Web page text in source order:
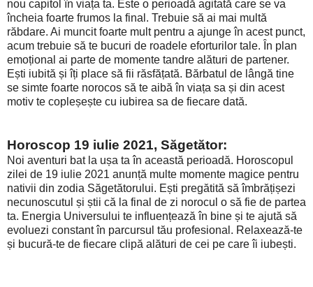
nou capitol în viața ta. Este o perioadă agitată care se va
încheia foarte frumos la final. Trebuie să ai mai multă
răbdare. Ai muncit foarte mult pentru a ajunge în acest punct,
acum trebuie să te bucuri de roadele eforturilor tale. În plan
emoțional ai parte de momente tandre alături de partener.
Ești iubită și îți place să fii răsfățată. Bărbatul de lângă tine
se simte foarte norocos să te aibă în viața sa și din acest
motiv te copleșește cu iubirea sa de fiecare dată.
Horoscop 19 iulie 2021, Săgetător:
Noi aventuri bat la ușa ta în această perioadă. Horoscopul
zilei de 19 iulie 2021 anunță multe momente magice pentru
nativii din zodia Săgetătorului. Ești pregătită să îmbrățișezi
necunoscutul și știi că la final de zi norocul o să fie de partea
ta. Energia Universului te influențează în bine și te ajută să
evoluezi constant în parcursul tău profesional. Relaxează-te
și bucură-te de fiecare clipă alături de cei pe care îi iubești.